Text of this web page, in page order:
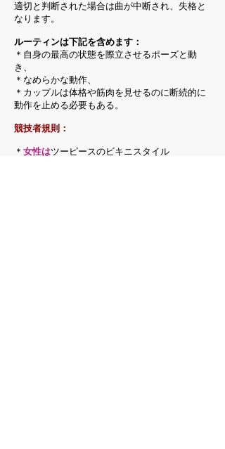
適切と判断された場合は曲が中断され、失格と
なります。
ルーティンは下記を含めます：
＊自身の最高の状態を際立させるポーズと動
き、
＊なめらかな動作、
＊カップルは体格や筋肉を見せるのに断続的に
動作を止める必要もある。
競技者規則：
＊ 女性はツーピースのビキニスタイル